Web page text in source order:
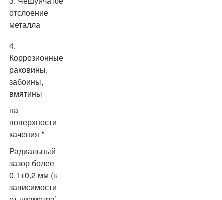
отслое­ние
металла
4.
Коррозионные
рако­вины,
забоины,
вмятины
на
поверхности
качения *
Радиальный
зазор более
0,1+0,2 мм (в
зави­симости